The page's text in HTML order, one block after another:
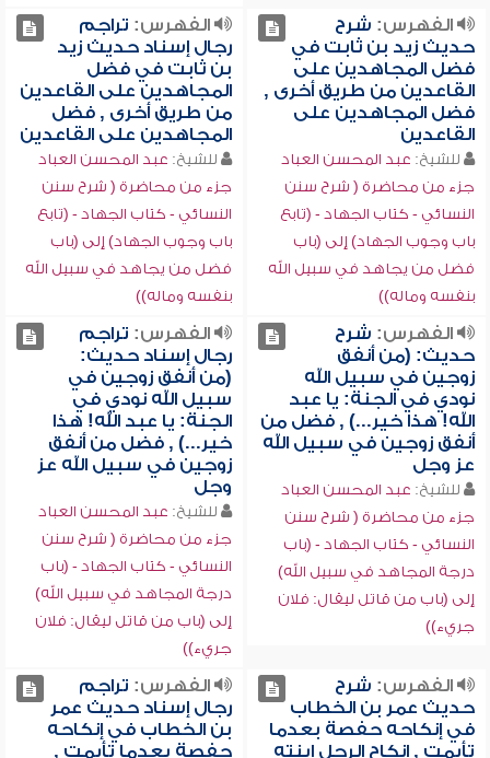
الفهرس: شرح
حديث زيد بن ثابت في
فضل المجاهدين على
القاعدين من طريق أخرى ,
فضل المجاهدين على
القاعدين
للشيخ: عبد المحسن العباد
جزء من محاضرة ( شرح سنن
النسائي - كتاب الجهاد - (تابع
باب وجوب الجهاد) إلى (باب
فضل من يجاهد في سبيل الله
بنفسه وماله))
الفهرس: تراجم
رجال إسناد حديث زيد
بن ثابت في فضل
المجاهدين على القاعدين
من طريق أخرى , فضل
المجاهدين على القاعدين
للشيخ: عبد المحسن العباد
جزء من محاضرة ( شرح سنن
النسائي - كتاب الجهاد - (تابع
باب وجوب الجهاد) إلى (باب
فضل من يجاهد في سبيل الله
بنفسه وماله))
الفهرس: شرح
حديث: (من أنفق
زوجين في سبيل الله
نودي في الجنة: يا عبد
الله! هذا خير...) , فضل من
أنفق زوجين في سبيل الله
عز وجل
للشيخ: عبد المحسن العباد
جزء من محاضرة ( شرح سنن
النسائي - كتاب الجهاد - (باب
درجة المجاهد في سبيل الله)
إلى (باب من قاتل ليقال: فلان
جريء))
الفهرس: تراجم
رجال إسناد حديث:
(من أنفق زوجين في
سبيل الله نودي في
الجنة: يا عبد الله! هذا
خير...) , فضل من أنفق
زوجين في سبيل الله عز
وجل
للشيخ: عبد المحسن العباد
جزء من محاضرة ( شرح سنن
النسائي - كتاب الجهاد - (باب
درجة المجاهد في سبيل الله)
إلى (باب من قاتل ليقال: فلان
جريء))
الفهرس: شرح
حديث عمر بن الخطاب
في إنكاحه حفصة بعدما
تأيمت , إنكاح الرجل ابنته
الفهرس: تراجم
رجال إسناد حديث عمر
بن الخطاب في إنكاحه
حفصة بعدما تأيمت ,